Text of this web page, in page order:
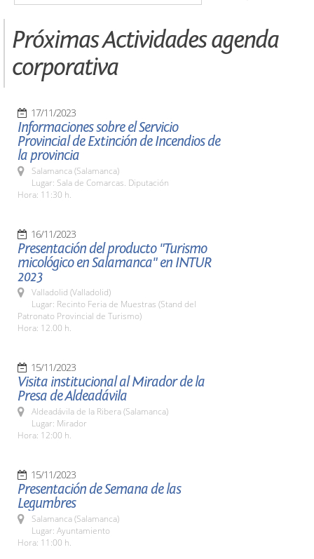
Próximas Actividades agenda
corporativa
17/11/2023
Informaciones sobre el Servicio
Provincial de Extinción de Incendios de
la provincia
Salamanca (Salamanca)
Lugar: Sala de Comarcas. Diputación
Hora: 11:30 h.
16/11/2023
Presentación del producto "Turismo
micológico en Salamanca" en INTUR
2023
Valladolid (Valladolid)
Lugar: Recinto Feria de Muestras (Stand del
Patronato Provincial de Turismo)
Hora: 12.00 h.
15/11/2023
Visita institucional al Mirador de la
Presa de Aldeadávila
Aldeadávila de la Ribera (Salamanca)
Lugar: Mirador
Hora: 12:00 h.
15/11/2023
Presentación de Semana de las
Legumbres
Salamanca (Salamanca)
Lugar: Ayuntamiento
Hora: 11:00 h.